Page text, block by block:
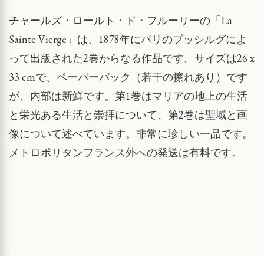
チャールズ・ロールト・ド・フルーリーの「La
Sainte Vierge」は、1878年にパリのプッシルグによ
って出版された2巻からなる作品です。サイズは26 x
33 cmで、ペーパーバック（若干の擦れあり）です
が、内部は新鮮です。第1巻はマリアの地上の生活
と栄光ある生活と崇拝について、第2巻は聖域と画
像について述べています。非常に珍しい一品です。
メトロポリタンフランス外への発送は有料です。